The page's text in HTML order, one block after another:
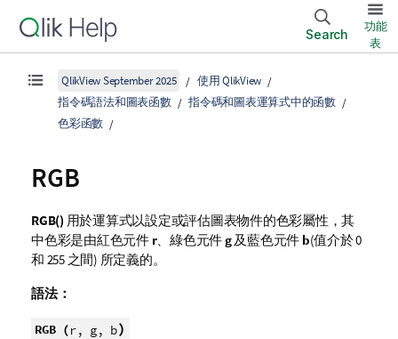
Search
功能
表
QlikView September 2025
使用 QlikView
指令碼語法和圖表函數
指令碼和圖表運算式中的函數
色彩函數
RGB
RGB() 用於運算式以設定或評估圖表物件的色彩屬性，其
中色彩是由紅色元件 r、綠色元件g及藍色元件 b(值介於 0
和 255 之間) 所定義的。
語法：
RGB (r, g, b)